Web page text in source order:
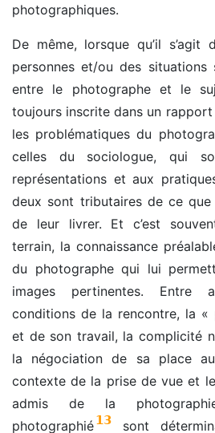
photographiques.
De même, lorsque qu’il s’agit
personnes et/ou des situations
entre le photographe et le
toujours inscrite dans un rapport
les problématiques du
celles du sociologue, qui
représentations et aux
deux sont tributaires de ce
de leur livrer. Et c’est
terrain, la connaissance
du photographe qui lui
images pertinentes. Entre
conditions de la rencontre, la «
et de son travail, la complicité
la négociation de sa place
contexte de la prise de vue et
admis de la
photographié13 sont